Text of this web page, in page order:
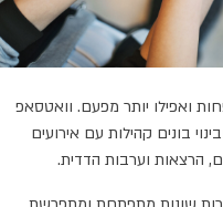
ואפילו יותר מפעם. וואטסאפ
בונים קהילות עם אירועים
הרצאות וערבות הדדית.